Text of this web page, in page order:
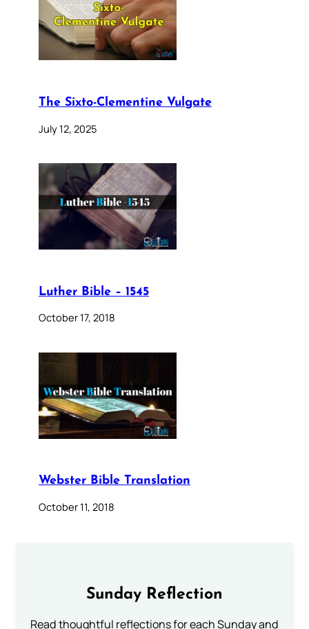
The Sixto-Clementine Vulgate
July 12, 2025
Luther Bible – 1545
October 17, 2018
Webster Bible Translation
October 11, 2018
Sunday Reflection
Read thoughtful reflections for each Sunday and